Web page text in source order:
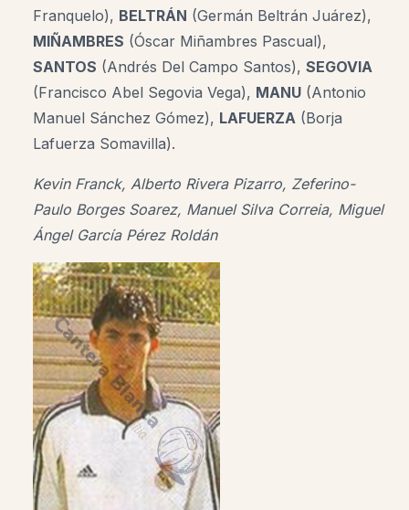
Franquelo), BELTRÁN (Germán Beltrán Juárez),
MIÑAMBRES (Óscar Miñambres Pascual),
SANTOS (Andrés Del Campo Santos), SEGOVIA
(Francisco Abel Segovia Vega), MANU (Antonio
Manuel Sánchez Gómez), LAFUERZA (Borja
Lafuerza Somavilla).
Kevin Franck, Alberto Rivera Pizarro, Zeferino-
Paulo Borges Soarez, Manuel Silva Correia, Miguel
Ángel García Pérez Roldán